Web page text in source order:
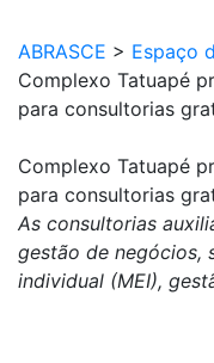
ABRASCE > Espaço
Complexo Tatuapé
para consultorias
Complexo Tatuapé
para consultorias
As consultorias
gestão de negócios,
individual (MEI),